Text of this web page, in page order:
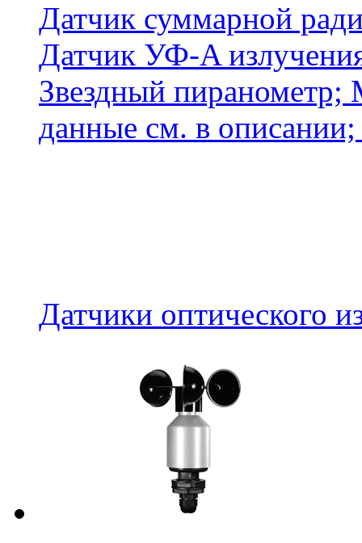
Датчик суммарной
Датчик УФ-A
Звездный пиранометр;
данные см. в
Датчики оптического